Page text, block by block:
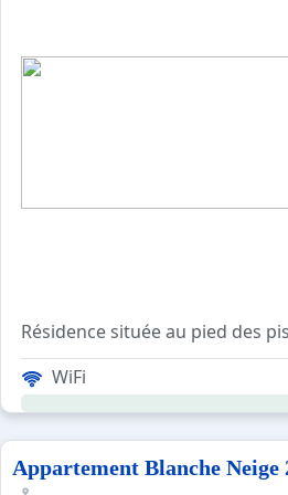
Résidence située au pied des
Cet appartement de vacances
Les Plus de cette
WiFi
Appartement Blanche Neige